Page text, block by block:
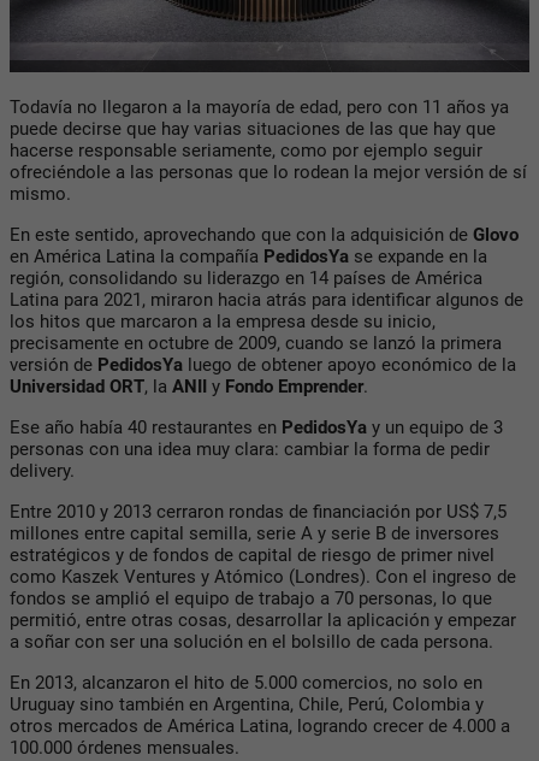
Todavía no llegaron a la mayoría de edad, pero con 11 años ya
puede decirse que hay varias situaciones de las que hay que
hacerse responsable seriamente, como por ejemplo seguir
ofreciéndole a las personas que lo rodean la mejor versión de sí
mismo.
En este sentido, aprovechando que con la adquisición de Glovo
en América Latina la compañía PedidosYa se expande en la
región, consolidando su liderazgo en 14 países de América
Latina para 2021, miraron hacia atrás para identificar algunos de
los hitos que marcaron a la empresa desde su inicio,
precisamente en octubre de 2009, cuando se lanzó la primera
versión de PedidosYa luego de obtener apoyo económico de la
Universidad ORT, la ANII y Fondo Emprender.
Ese año había 40 restaurantes en PedidosYa y un equipo de 3
personas con una idea muy clara: cambiar la forma de pedir
delivery.
Entre 2010 y 2013 cerraron rondas de financiación por US$ 7,5
millones entre capital semilla, serie A y serie B de inversores
estratégicos y de fondos de capital de riesgo de primer nivel
como Kaszek Ventures y Atómico (Londres). Con el ingreso de
fondos se amplió el equipo de trabajo a 70 personas, lo que
permitió, entre otras cosas, desarrollar la aplicación y empezar
a soñar con ser una solución en el bolsillo de cada persona.
En 2013, alcanzaron el hito de 5.000 comercios, no solo en
Uruguay sino también en Argentina, Chile, Perú, Colombia y
otros mercados de América Latina, logrando crecer de 4.000 a
100.000 órdenes mensuales.